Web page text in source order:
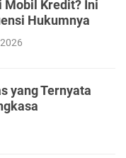
Mobil Kredit? Ini
Hukumnya
yang Ternyata